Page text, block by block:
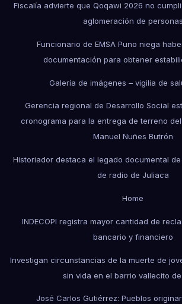
Fiscalía advierte que Qoqawi 2026 no
aglomeración de personas
Funcionario de EMSA Puno niega
documentación para obtener
Galería de imágenes – vigilia de
Gerencia regional de Desarrollo Social
cronograma para la entrega de terreno
Manuel Nuñes Butrón
Historiador destaca el legado documental
de radio de Juliaca
Home
INDECOPI registra mayor cantidad de
bancario y financiero
Investigan circunstancias de la muerte de
sin vida en el barrio vallecito
José Carlos Gutiérrez: Pueblos